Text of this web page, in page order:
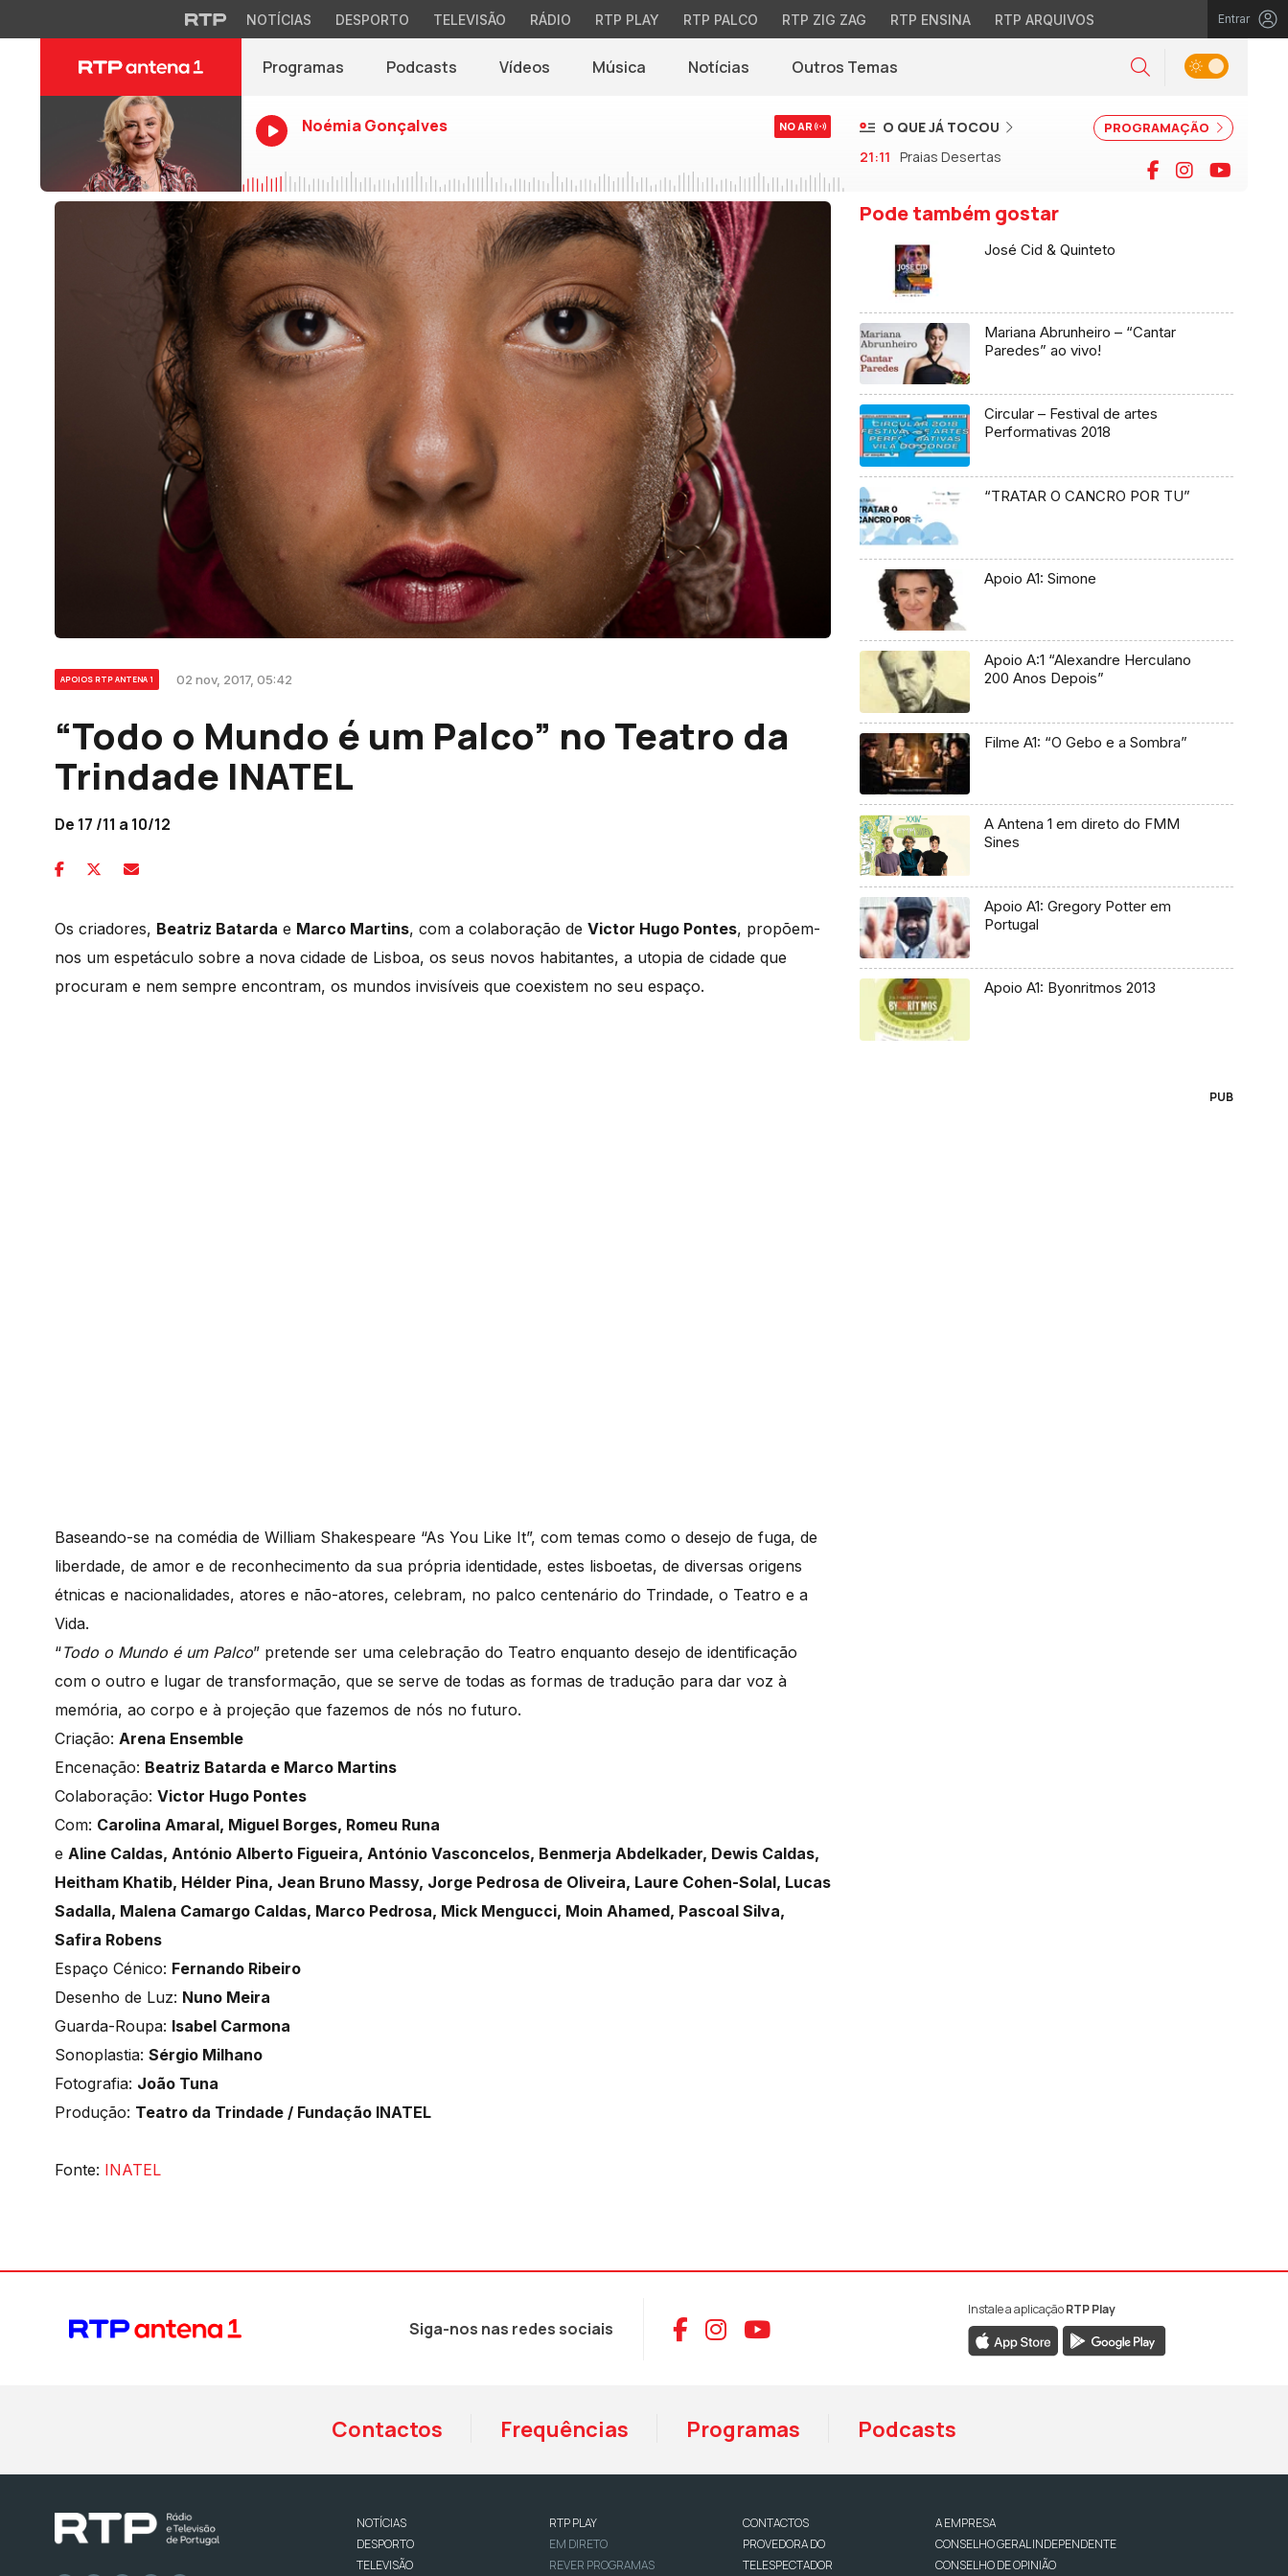
NOTÍCIAS DESPORTO TELEVISÃO RÁDIO RTP PLAY RTP PALCO RTP ZIG ZAG RTP ENSINA RTP ARQUIVOS Entrar
Programas Podcasts Vídeos Música Notícias(abre em nova janela)
Outros Temas Pesquisar
Alternar tema
Noémia Gonçalves NO AR PROGRAMAÇÃO
O QUE JÁ TOCOU
21:11 Praias Desertas Facebook
Instagram
APOIOS RTP ANTENA 1 02 nov, 2017, 05:42
“Todo o Mundo é um Palco” no Teatro da
Trindade INATEL
De 17 /11 a 10/12
Os criadores, Beatriz Batarda e Marco Martins, com a colaboração de Victor Hugo Pontes, propõem-
nos um espetáculo sobre a nova cidade de Lisboa, os seus novos habitantes, a utopia de cidade que
procuram e nem sempre encontram, os mundos invisíveis que coexistem no seu espaço.
Baseando-se na comédia de William Shakespeare “As You Like It”, com temas como o desejo de fuga, de
liberdade, de amor e de reconhecimento da sua própria identidade, estes lisboetas, de diversas origens
étnicas e nacionalidades, atores e não-atores, celebram, no palco centenário do Trindade, o Teatro e a
Vida.
“Todo o Mundo é um Palco” pretende ser uma celebração do Teatro enquanto desejo de identificação
com o outro e lugar de transformação, que se serve de todas as formas de tradução para dar voz à
memória, ao corpo e à projeção que fazemos de nós no futuro.
Criação: Arena Ensemble
Encenação: Beatriz Batarda e Marco Martins
Colaboração: Victor Hugo Pontes
Com: Carolina Amaral, Miguel Borges, Romeu Runa
e Aline Caldas, António Alberto Figueira, António Vasconcelos, Benmerja Abdelkader, Dewis Caldas,
Heitham Khatib, Hélder Pina, Jean Bruno Massy, Jorge Pedrosa de Oliveira, Laure Cohen-Solal, Lucas
Sadalla, Malena Camargo Caldas, Marco Pedrosa, Mick Mengucci, Moin Ahamed, Pascoal Silva,
Safira Robens
Espaço Cénico: Fernando Ribeiro
Desenho de Luz: Nuno Meira
Guarda-Roupa: Isabel Carmona
Sonoplastia: Sérgio Milhano
Fotografia: João Tuna
Produção: Teatro da Trindade / Fundação INATEL
Fonte: INATEL
Pode também gostar
José Cid & Quinteto
Mariana Abrunheiro – “Cantar
Paredes” ao vivo!
Circular – Festival de artes
Performativas 2018
“TRATAR O CANCRO POR TU”
Apoio A1: Simone
Apoio A:1 “Alexandre Herculano
200 Anos Depois”
Filme A1: “O Gebo e a Sombra”
A Antena 1 em direto do FMM
Sines
Apoio A1: Gregory Potter em
Portugal
Apoio A1: Byonritmos 2013
PUB
Siga-nos nas redes sociais Aceder ao Facebook da RTP Antena 1
Aceder ao Instagram da RTP Antena 1
Aceder ao YouTube da RTP Antena 1
Instale a aplicaçãoRTP Play
Contactos Frequências Programas Podcasts
NOTÍCIAS
DESPORTO
TELEVISÃO
RTP PLAY
EM DIRETO
REVER PROGRAMAS
CONTACTOS
PROVEDORA DO
TELESPECTADOR
A EMPRESA
CONSELHO GERAL INDEPENDENTE
CONSELHO DE OPINIÃO